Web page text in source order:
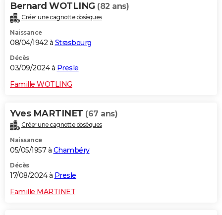
Bernard WOTLING (82 ans)
Créer une cagnotte obsèques
Naissance
08/04/1942 à Strasbourg
Décès
03/09/2024 à Presle
Famille WOTLING
Yves MARTINET (67 ans)
Créer une cagnotte obsèques
Naissance
05/05/1957 à Chambéry
Décès
17/08/2024 à Presle
Famille MARTINET